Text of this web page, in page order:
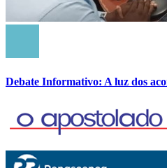
Debate Informativo: A luz dos